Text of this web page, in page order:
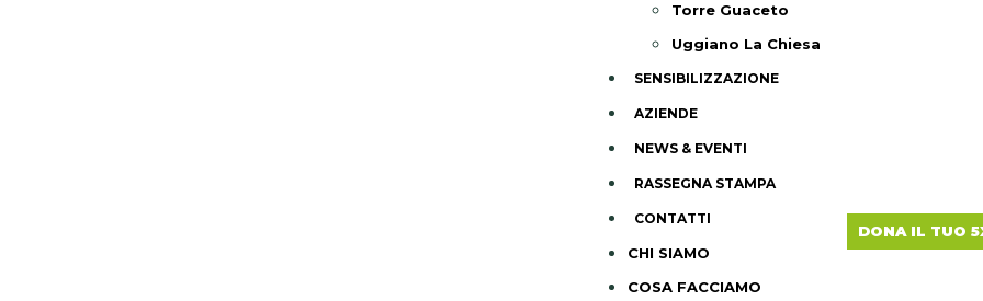
Torre Guaceto
Uggiano La Chiesa
SENSIBILIZZAZIONE
AZIENDE
NEWS & EVENTI
RASSEGNA STAMPA
CONTATTI
CHI SIAMO
COSA FACCIAMO
DONA IL TUO